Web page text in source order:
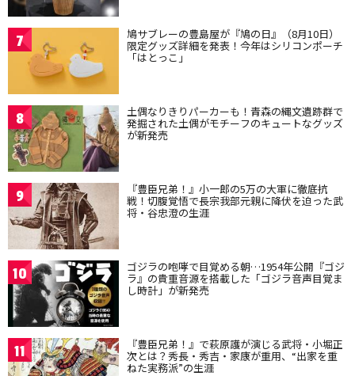
7 鳩サブレーの豊島屋が『鳩の日』（8月10日）
限定グッズ詳細を発表！今年はシリコンポーチ
「はとっこ」
8 土偶なりきりパーカーも！青森の縄文遺跡群で
発掘された土偶がモチーフのキュートなグッズ
が新発売
9 『豊臣兄弟！』小一郎の5万の大軍に徹底抗
戦！切腹覚悟で長宗我部元親に降伏を迫った武
将・谷忠澄の生涯
10 ゴジラの咆哮で目覚める朝…1954年公開『ゴジ
ラ』の貴重音源を搭載した「ゴジラ音声目覚ま
し時計」が新発売
11 『豊臣兄弟！』で萩原護が演じる武将・小堀正
次とは？秀長・秀吉・家康が重用、“出家を重
ねた実務派”の生涯